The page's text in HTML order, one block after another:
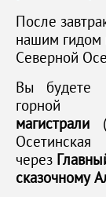
После
нашим гидом
Северной
Вы будете
горной
магистрали
через
сказочному